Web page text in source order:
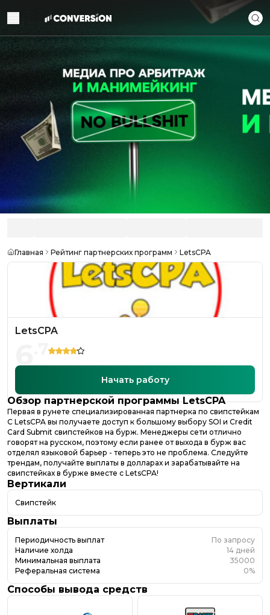
Главная Рейтинг партнерских программ LetsCPA
LetsCPA
Начать работу
Обзор партнерской программыLetsCPA
Первая в рунете специализированная партнерка по свипстейкам
С LetsCPA вы получаете доступ к большому выбору SOI и Credit
Card Submit свипстейков на бурж. Менеджеры сети отлично
говорят на русском, поэтому если ранее от выхода в бурж вас
отделял языковой барьер - теперь это не проблема. Следуйте
трендам, получайте выплаты в долларах и зарабатывайте на
свипстейках в бурже вместе с LetsCPA!
Вертикали
Свипстейк
Выплаты
Периодичность выплат
По запросу
Наличие холда
14 дней
Минимальная выплата
35000
Реферальная система
0%
Способы вывода средств